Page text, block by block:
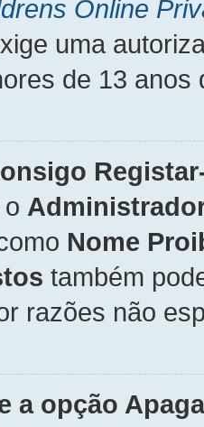
Online
uma
de 13 anos
Nome
também
razões não
a opção